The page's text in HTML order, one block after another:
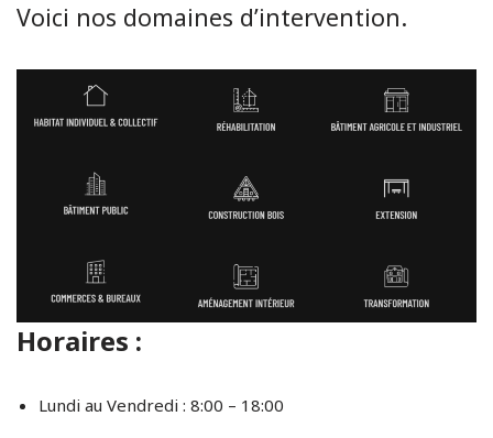
Voici nos domaines d’intervention.
Horaires :
Lundi au Vendredi : 8:00 – 18:00